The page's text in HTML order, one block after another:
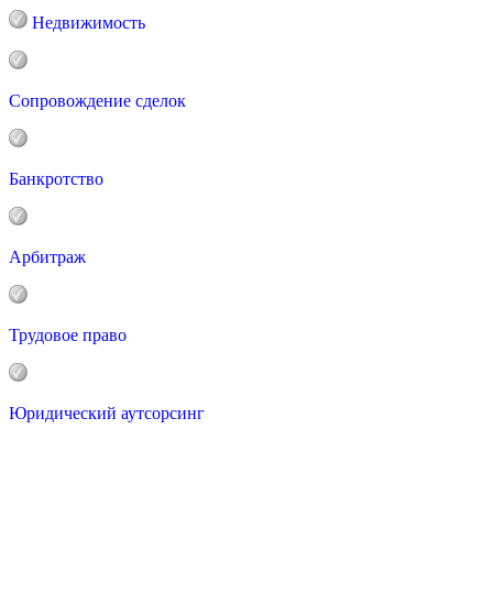
Недвижимость
Сопровождение сделок
Банкротство
Арбитраж
Трудовое право
Юридический аутсорсинг